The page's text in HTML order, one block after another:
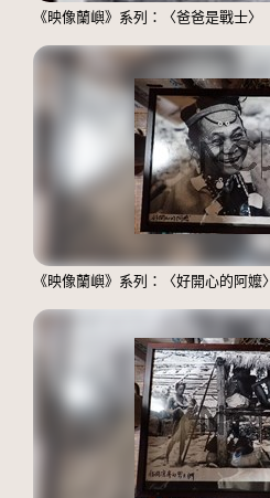
《映像蘭嶼》系列：〈爸爸是戰士〉
《映像蘭嶼》系列：〈好開心的阿嬤〉